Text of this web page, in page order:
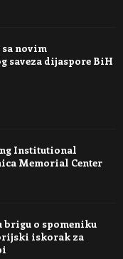
novim
saveza dijaspore BiH
Institutional
Memorial Center
brigu o spomeniku
iskorak za